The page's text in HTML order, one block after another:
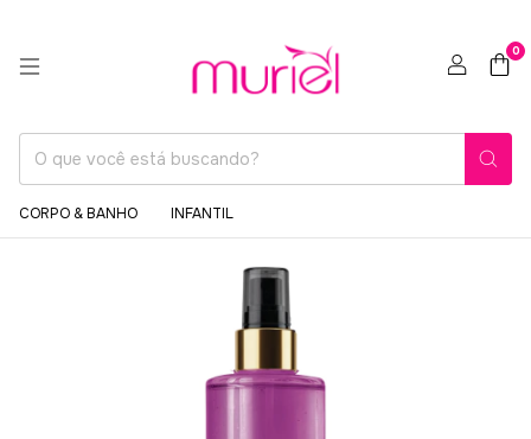
0
CORPO & BANHO INFANTIL